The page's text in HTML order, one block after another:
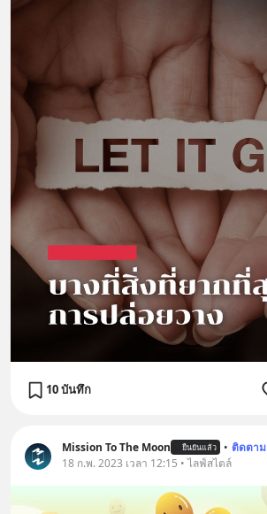
10 บันทึก
Mission To The Moon ยืนยันแล้ว • ติดตาม
18 ก.พ. 2023 เวลา 12:15 • ไลฟ์สไตล์